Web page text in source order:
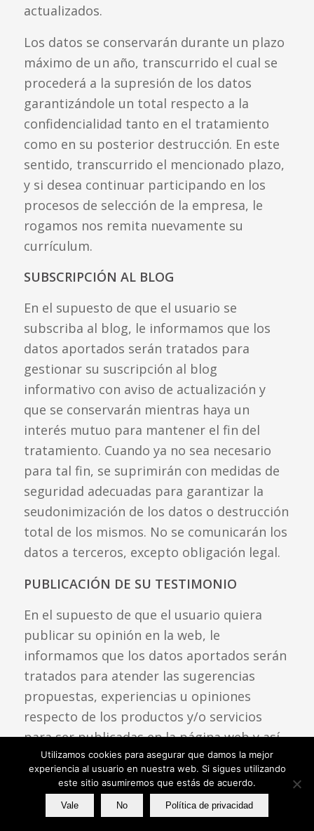
actualizados.
Los datos se conservarán durante un plazo
máximo de un año, transcurrido el cual se
procederá a la supresión de los datos
garantizándole un total respecto a la
confidencialidad tanto en el tratamiento
como en su posterior destrucción. En este
sentido, transcurrido el mencionado plazo,
y si desea continuar participando en los
procesos de selección de la empresa, le
rogamos nos remita nuevamente su
currículum.
SUBSCRIPCIÓN AL BLOG
En el supuesto de que el usuario se
subscriba al blog, le informamos que los
datos aportados serán tratados para
gestionar su suscripción al blog
informativo con aviso de actualización y
que se conservarán mientras haya un
interés mutuo para mantener el fin del
tratamiento. Cuando ya no sea necesario
para tal fin, se suprimirán con medidas de
seguridad adecuadas para garantizar la
seudonimización de los datos o destrucción
total de los mismos. No se comunicarán los
datos a terceros, excepto obligación legal.
PUBLICACIÓN DE SU TESTIMONIO
En el supuesto de que el usuario quiera
publicar su opinión en la web, le
informamos que los datos aportados serán
tratados para atender las sugerencias
propuestas, experiencias u opiniones
respecto de los productos y/o servicios
para ser publicadas en la página web y así
poder ayudar a otros usuarios. Los datos se
conservarán mientras haya un interés
mutuo para mantener el fin del
tratamiento y cuando ya no sea necesario
Utilizamos cookies para asegurar que damos la mejor
experiencia al usuario en nuestra web. Si sigues utilizando
este sitio asumiremos que estás de acuerdo.
Vale No Política de privacidad